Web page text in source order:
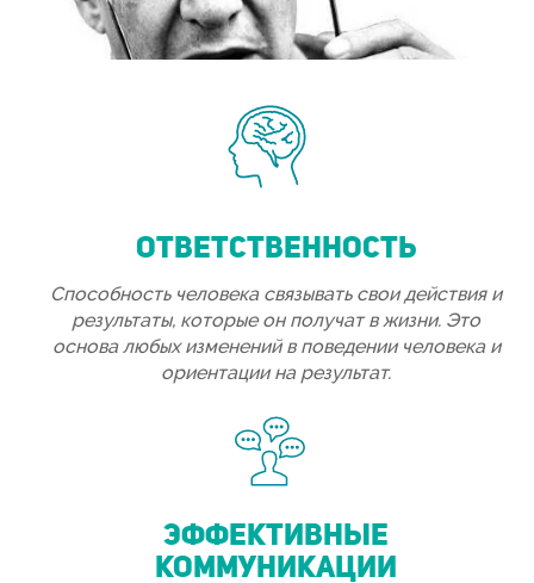
ОТВЕТСТВЕННОСТЬ
Способность человека связывать свои действия и
результаты, которые он получат в жизни. Это
основа любых изменений в поведении человека и
ориентации на результат.
ЭФФЕКТИВНЫЕ
КОММУНИКАЦИИ